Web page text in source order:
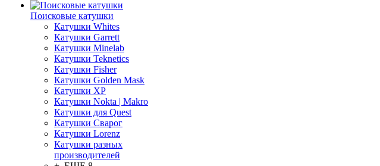
Поисковые катушки
Катушки Whites
Катушки Garrett
Катушки Minelab
Катушки Teknetics
Катушки Fisher
Катушки Golden Mask
Катушки XP
Катушки Nokta | Makro
Катушки для Quest
Катушки Сварог
Катушки Lorenz
Катушки разных
производителей